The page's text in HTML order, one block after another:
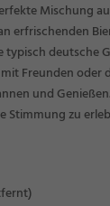
Mischung
erfrischenden
deutsche
Freunden oder
und
Stimmung zu